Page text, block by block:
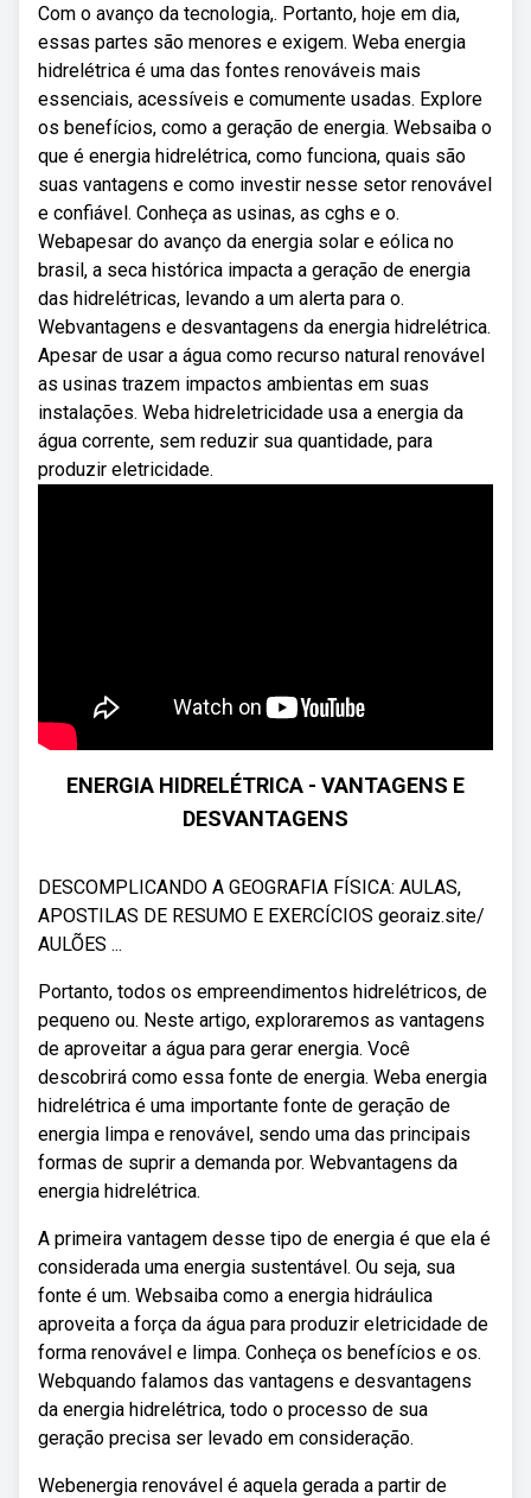
Com o avanço da tecnologia,. Portanto, hoje em dia,
essas partes são menores e exigem. Weba energia
hidrelétrica é uma das fontes renováveis mais
essenciais, acessíveis e comumente usadas. Explore
os benefícios, como a geração de energia. Websaiba o
que é energia hidrelétrica, como funciona, quais são
suas vantagens e como investir nesse setor renovável
e confiável. Conheça as usinas, as cghs e o.
Webapesar do avanço da energia solar e eólica no
brasil, a seca histórica impacta a geração de energia
das hidrelétricas, levando a um alerta para o.
Webvantagens e desvantagens da energia hidrelétrica.
Apesar de usar a água como recurso natural renovável
as usinas trazem impactos ambientas em suas
instalações. Weba hidreletricidade usa a energia da
água corrente, sem reduzir sua quantidade, para
produzir eletricidade.
ENERGIA HIDRELÉTRICA - VANTAGENS E
DESVANTAGENS
DESCOMPLICANDO A GEOGRAFIA FÍSICA: AULAS,
APOSTILAS DE RESUMO E EXERCÍCIOS georaiz.site/
AULÕES ...
Portanto, todos os empreendimentos hidrelétricos, de
pequeno ou. Neste artigo, exploraremos as vantagens
de aproveitar a água para gerar energia. Você
descobrirá como essa fonte de energia. Weba energia
hidrelétrica é uma importante fonte de geração de
energia limpa e renovável, sendo uma das principais
formas de suprir a demanda por. Webvantagens da
energia hidrelétrica.
A primeira vantagem desse tipo de energia é que ela é
considerada uma energia sustentável. Ou seja, sua
fonte é um. Websaiba como a energia hidráulica
aproveita a força da água para produzir eletricidade de
forma renovável e limpa. Conheça os benefícios e os.
Webquando falamos das vantagens e desvantagens
da energia hidrelétrica, todo o processo de sua
geração precisa ser levado em consideração.
Webenergia renovável é aquela gerada a partir de